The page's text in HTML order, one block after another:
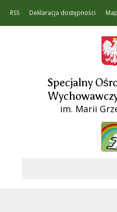
RSS Deklaracja dostępności
Specjalny
im. Marii